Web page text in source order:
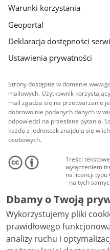
Warunki korzystania
Geoportal
Deklaracja dostępności
Ustawienia prywatności
Strony dostępne w domenie
mailowych. Użytkownik
mail zgadza się na przetwarzanie
dobrowolnie podanych danych w
odpowiedzi na przesłane pytania.
każdą z jednostek znajdują się w
osobowych.
Treści
wyłączeniem
na licencji typu
- na tych
Materiały
audio i wideo,
Creative
niekomercyjne
NC-ND 4.0), o
Dbamy o Twoją
Wykorzystujemy pliki
prawidłowego
analizy ruchu i optymalizacji